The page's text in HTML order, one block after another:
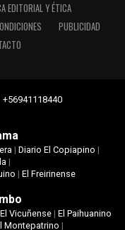
EDITORIAL Y ÉTICA
PUBLICIDAD
| Diario El Copiapino |
|
| El Freirinense
El Vicuñense| El Paihuanino
Montepatrino |